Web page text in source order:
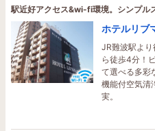
駅近好アクセス&wi-fi環境。シンプル
ホテルリブ
JR難波駅よ
ら徒歩4分！
て選べる多彩
機能付空気清
実。